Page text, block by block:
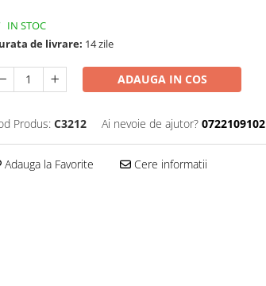
IN STOC
de livrare: 14 zile
ADAUGA IN COS
Produs: C3212 Ai nevoie de ajutor? 0722109102
Adauga la Favorite Cere informatii